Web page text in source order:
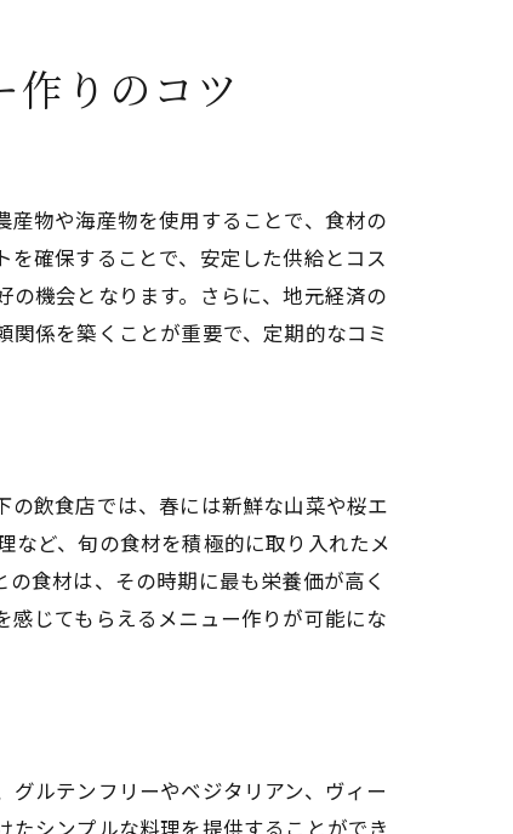
作りのコツ
物や海産物を使用することで、食材の
確保することで、安定した供給とコス
機会となります。さらに、地元経済の
係を築くことが重要で、定期的なコミ
飲食店では、春には新鮮な山菜や桜エ
など、旬の食材を積極的に取り入れたメ
食材は、その時期に最も栄養価が高く
じてもらえるメニュー作りが可能にな
ルテンフリーやベジタリアン、ヴィー
シンプルな料理を提供することができ